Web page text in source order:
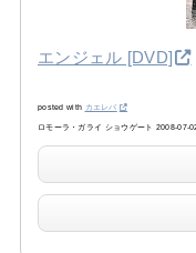
エンジェル [DVD]
posted with カエレバ
ロモーラ・ガライ ショウゲート 2008-07-